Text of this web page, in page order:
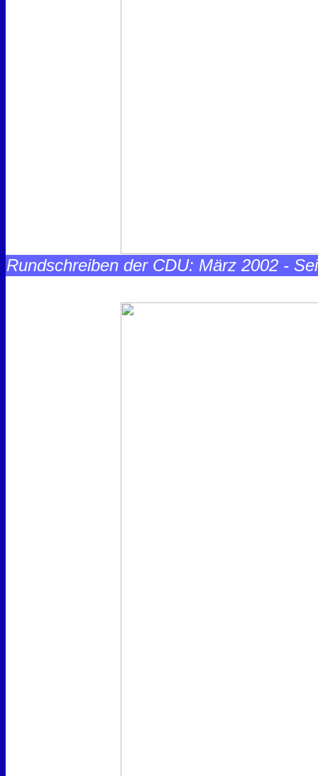
Rundschreiben der CDU: März 2002 -